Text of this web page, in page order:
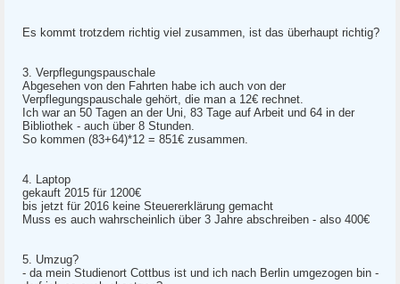
Es kommt trotzdem richtig viel zusammen, ist das überhaupt richtig?
3. Verpflegungspauschale
Abgesehen von den Fahrten habe ich auch von der
Verpflegungspauschale gehört, die man a 12€ rechnet.
Ich war an 50 Tagen an der Uni, 83 Tage auf Arbeit und 64 in der
Bibliothek - auch über 8 Stunden.
So kommen (83+64)*12 = 851€ zusammen.
4. Laptop
gekauft 2015 für 1200€
bis jetzt für 2016 keine Steuererklärung gemacht
Muss es auch wahrscheinlich über 3 Jahre abschreiben - also 400€
5. Umzug?
- da mein Studienort Cottbus ist und ich nach Berlin umgezogen bin -